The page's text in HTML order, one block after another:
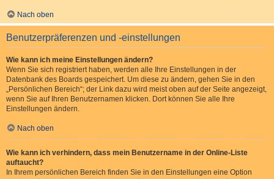
Nach oben
Benutzerpräferenzen und -einstellungen
Wie kann ich meine Einstellungen ändern?
Wenn Sie sich registriert haben, werden alle Ihre Einstellungen in der
Datenbank des Boards gespeichert. Um diese zu ändern, gehen Sie in den
„Persönlichen Bereich“; der Link dazu wird meist oben auf der Seite angezeigt,
wenn Sie auf Ihren Benutzernamen klicken. Dort können Sie alle Ihre
Einstellungen ändern.
Nach oben
Wie kann ich verhindern, dass mein Benutzername in der Online-Liste
auftaucht?
In Ihrem persönlichen Bereich finden Sie in den Einstellungen eine Option